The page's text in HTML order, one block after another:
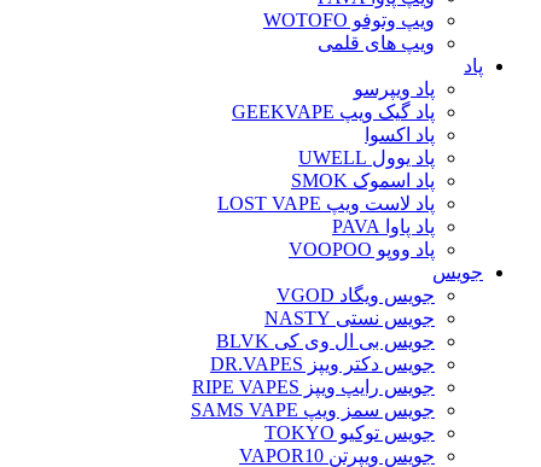
ویپ وتوفو WOTOFO
ویپ های قلمی
پاد
پاد ویپرسو
پاد گیک ویپ GEEKVAPE
پاد اکسوا
پاد یوول UWELL
پاد اسموک SMOK
پاد لاست ویپ LOST VAPE
پاد پاوا PAVA
پاد ووپو VOOPOO
جویس‌
جویس ویگاد VGOD
جویس نستی NASTY
جویس بی ال وی کی BLVK
جویس دکتر ویپز DR.VAPES
جویس رایپ ویپز RIPE VAPES
جویس سمز ویپ SAMS VAPE
جویس توکیو TOKYO
جویس ویپرتن VAPOR10